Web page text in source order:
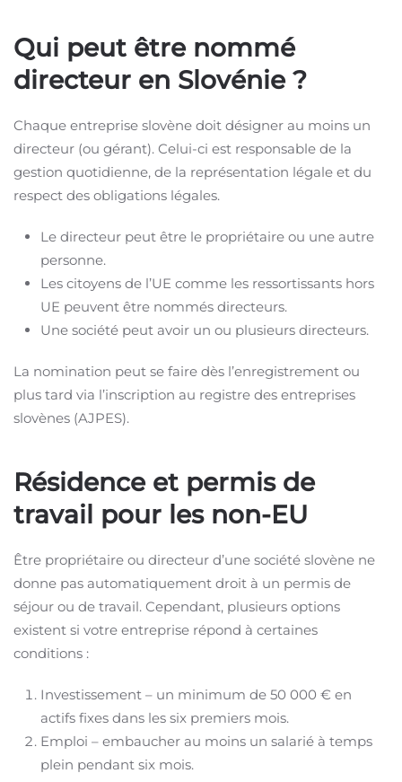
Qui peut être nommé
directeur en Slovénie ?
Chaque entreprise slovène doit désigner au moins un
directeur (ou gérant). Celui-ci est responsable de la
gestion quotidienne, de la représentation légale et du
respect des obligations légales.
Le directeur peut être le propriétaire ou une autre
personne.
Les citoyens de l’UE comme les ressortissants hors
UE peuvent être nommés directeurs.
Une société peut avoir un ou plusieurs directeurs.
La nomination peut se faire dès l’enregistrement ou
plus tard via l’inscription au registre des entreprises
slovènes (AJPES).
Résidence et permis de
travail pour les non-EU
Être propriétaire ou directeur d’une société slovène ne
donne pas automatiquement droit à un permis de
séjour ou de travail. Cependant, plusieurs options
existent si votre entreprise répond à certaines
conditions :
Investissement – un minimum de 50 000 € en
actifs fixes dans les six premiers mois.
Emploi – embaucher au moins un salarié à temps
plein pendant six mois.